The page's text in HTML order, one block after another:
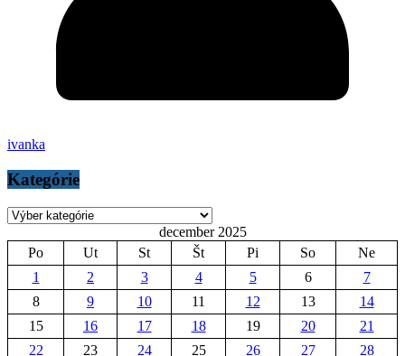
ivanka
Kategórie
Kategórie
december 2025
Po
Ut St Št Pi So
Ne
1
2 3 4 5 6
7
8
9 10 11 12 13
14
15
16 17 18 19 20
21
22
23 24 25 26 27 28